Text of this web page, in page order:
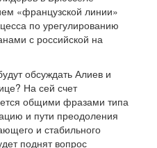
«французской линии»
по урегулированию
с российской на
обсуждать Алиев и
На сей счет
общими фразами типа
и пути преодоления
и стабильного
поднят вопрос